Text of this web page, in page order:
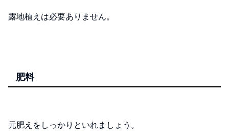
露地植えは必要ありません。
肥料
元肥えをしっかりといれましょう。